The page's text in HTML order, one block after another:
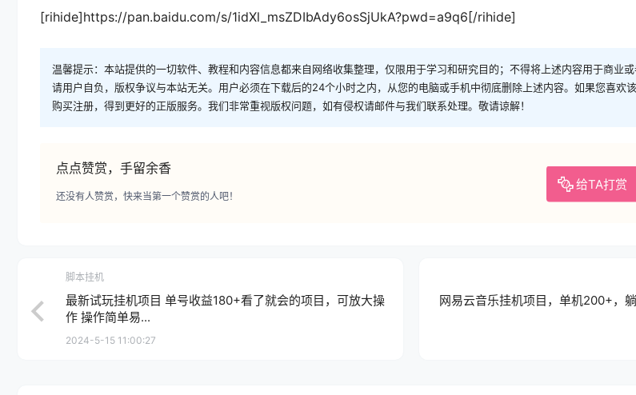
[rihide]https://pan.baidu.com/s/1idXl_msZDIbAdy6osSjUkA?pwd=a9q6[/rihide]
温馨提示：本站提供的一切软件、教程和内容信息都来自网络收集整理，仅限用于学习和研究目的；不得将上述内容用于商业
请用户自负，版权争议与本站无关。用户必须在下载后的24个小时之内，从您的电脑或手机中彻底删除上述内容。如果您喜欢
购买注册，得到更好的正版服务。我们非常重视版权问题，如有侵权请邮件与我们联系处理。敬请谅解！
点点赞赏，手留余香
给TA打赏
还没有人赞赏，快来当第一个赞赏的人吧！
脚本挂机
最新试玩挂机项目 单号收益180+看了就会的项目，可放大操
作 操作简单易...
2024-5-15 11:00:27
网易云音乐挂机项目，单机200+，